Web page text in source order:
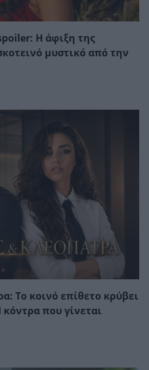
Η άφιξη της
μυστικό από την
Το κοινό επίθετο κρύβει
που γίνεται